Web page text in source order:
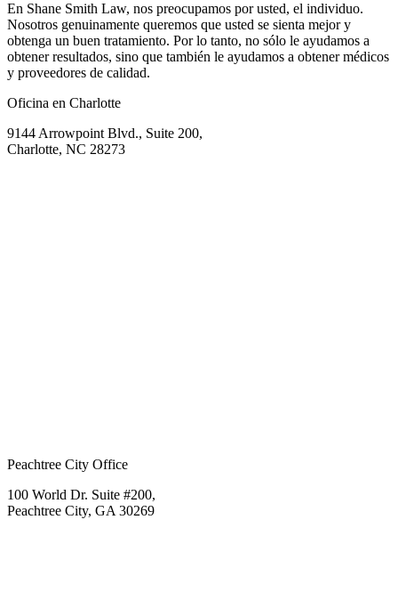
En Shane Smith Law, nos preocupamos por usted, el individuo.
Nosotros genuinamente queremos que usted se sienta mejor y
obtenga un buen tratamiento. Por lo tanto, no sólo le ayudamos a
obtener resultados, sino que también le ayudamos a obtener médicos
y proveedores de calidad.
Oficina en Charlotte
9144 Arrowpoint Blvd., Suite 200,
Charlotte, NC 28273
Peachtree City Office
100 World Dr. Suite #200,
Peachtree City, GA 30269